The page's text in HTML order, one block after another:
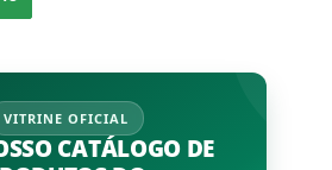
VITRINE OFICIAL
CATÁLOGO DE